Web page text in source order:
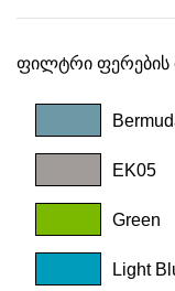
ფილტრი ფერების
EK05
Green
Light